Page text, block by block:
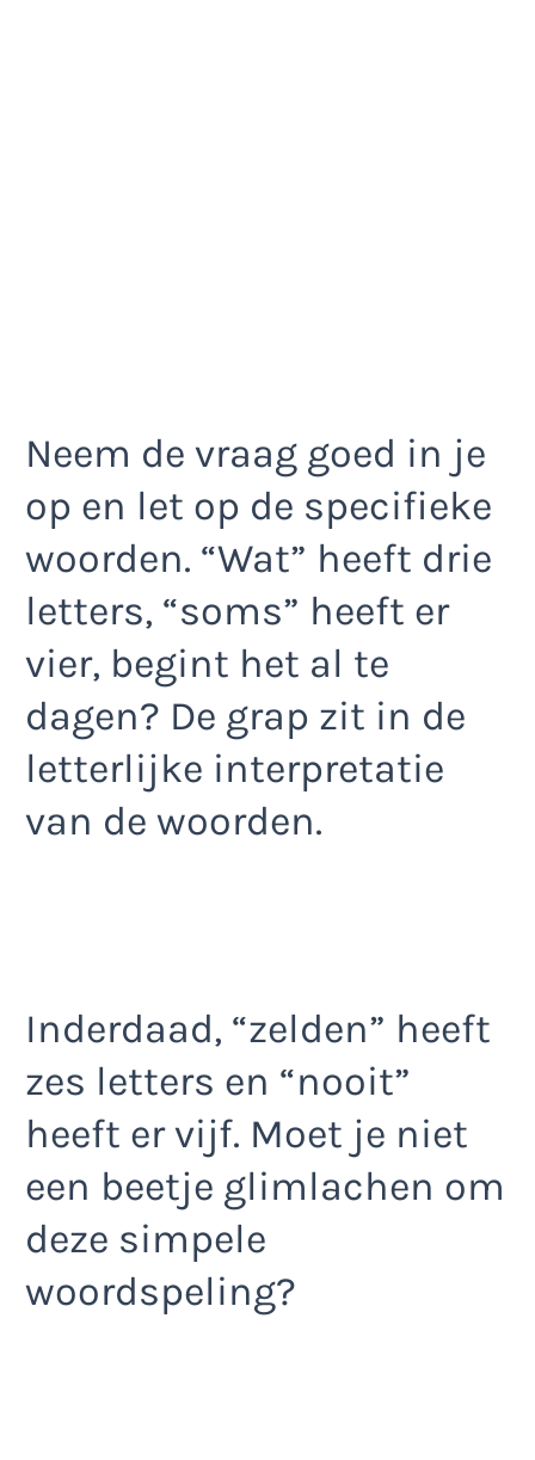
Neem de vraag goed in je
op en let op de specifieke
woorden. “Wat” heeft drie
letters, “soms” heeft er
vier, begint het al te
dagen? De grap zit in de
letterlijke interpretatie
van de woorden.
Inderdaad, “zelden” heeft
zes letters en “nooit”
heeft er vijf. Moet je niet
een beetje glimlachen om
deze simpele
woordspeling?